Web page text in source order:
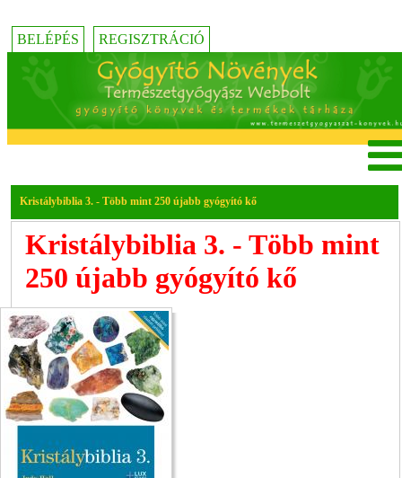
BELÉPÉS REGISZTRÁCIÓ
Kristálybiblia 3. - Több mint 250 újabb gyógyító kő
Kristálybiblia 3. - Több mint
250 újabb gyógyító kő